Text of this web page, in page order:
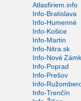
Atlasfiriem.info
Info-Bratislava
Info-Humenné
Info-Košice
Info-Martin
Info-Nitra.sk
Info-Nové
Info-Poprad
Info-Prešov
Info-
Info-Trenčín